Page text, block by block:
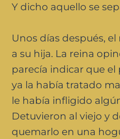
Y dicho aquello se
Unos días después,
a su hija. La reina
parecía indicar que el
ya la había tratado
le había infligido
Detuvieron al viejo y
quemarlo en una